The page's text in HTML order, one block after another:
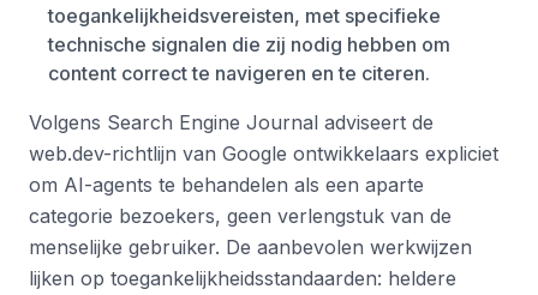
toegankelijkheidsvereisten, met specifieke
technische signalen die zij nodig hebben om
content correct te navigeren en te citeren.
Volgens Search Engine Journal adviseert de
web.dev-richtlijn van Google ontwikkelaars expliciet
om AI-agents te behandelen als een aparte
categorie bezoekers, geen verlengstuk van de
menselijke gebruiker. De aanbevolen werkwijzen
lijken op toegankelijkheidsstandaarden: heldere